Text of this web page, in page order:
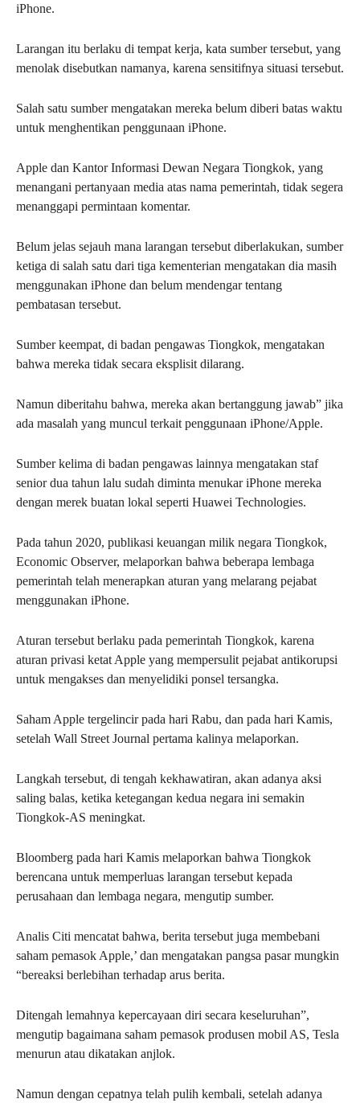
iPhone.
Larangan itu berlaku di tempat kerja, kata sumber tersebut, yang
menolak disebutkan namanya, karena sensitifnya situasi tersebut.
Salah satu sumber mengatakan mereka belum diberi batas waktu
untuk menghentikan penggunaan iPhone.
Apple dan Kantor Informasi Dewan Negara Tiongkok, yang
menangani pertanyaan media atas nama pemerintah, tidak segera
menanggapi permintaan komentar.
Belum jelas sejauh mana larangan tersebut diberlakukan, sumber
ketiga di salah satu dari tiga kementerian mengatakan dia masih
menggunakan iPhone dan belum mendengar tentang
pembatasan tersebut.
Sumber keempat, di badan pengawas Tiongkok, mengatakan
bahwa mereka tidak secara eksplisit dilarang.
Namun diberitahu bahwa, mereka akan bertanggung jawab” jika
ada masalah yang muncul terkait penggunaan iPhone/Apple.
Sumber kelima di badan pengawas lainnya mengatakan staf
senior dua tahun lalu sudah diminta menukar iPhone mereka
dengan merek buatan lokal seperti Huawei Technologies.
Pada tahun 2020, publikasi keuangan milik negara Tiongkok,
Economic Observer, melaporkan bahwa beberapa lembaga
pemerintah telah menerapkan aturan yang melarang pejabat
menggunakan iPhone.
Aturan tersebut berlaku pada pemerintah Tiongkok, karena
aturan privasi ketat Apple yang mempersulit pejabat antikorupsi
untuk mengakses dan menyelidiki ponsel tersangka.
Saham Apple tergelincir pada hari Rabu, dan pada hari Kamis,
setelah Wall Street Journal pertama kalinya melaporkan.
Langkah tersebut, di tengah kekhawatiran, akan adanya aksi
saling balas, ketika ketegangan kedua negara ini semakin
Tiongkok-AS meningkat.
Bloomberg pada hari Kamis melaporkan bahwa Tiongkok
berencana untuk memperluas larangan tersebut kepada
perusahaan dan lembaga negara, mengutip sumber.
Analis Citi mencatat bahwa, berita tersebut juga membebani
saham pemasok Apple,’ dan mengatakan pangsa pasar mungkin
“bereaksi berlebihan terhadap arus berita.
Ditengah lemahnya kepercayaan diri secara keseluruhan”,
mengutip bagaimana saham pemasok produsen mobil AS, Tesla
menurun atau dikatakan anjlok.
Namun dengan cepatnya telah pulih kembali, setelah adanya